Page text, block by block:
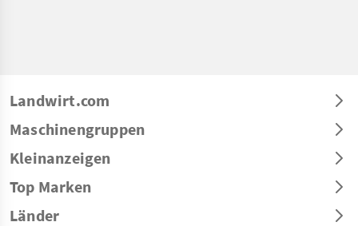
Landwirt.com
Maschinengruppen
Kleinanzeigen
Top Marken
Länder